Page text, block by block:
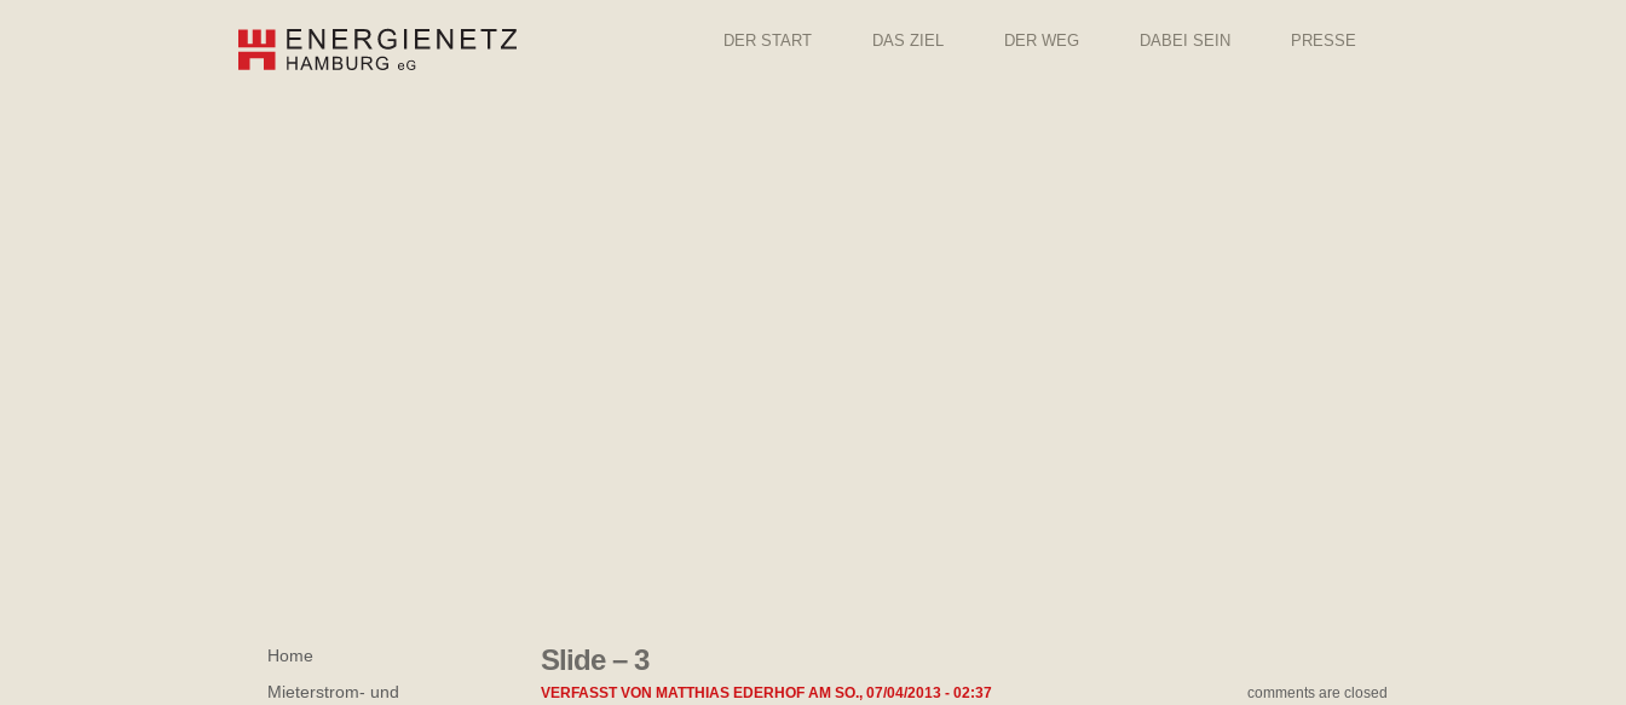
DER START DAS ZIEL DER WEG DABEI SEIN PRESSE
comments are closed
Slide – 3
VERFASST VON MATTHIAS EDERHOF AM SO., 07/04/2013 - 02:37
Home
Mieterstrom- und